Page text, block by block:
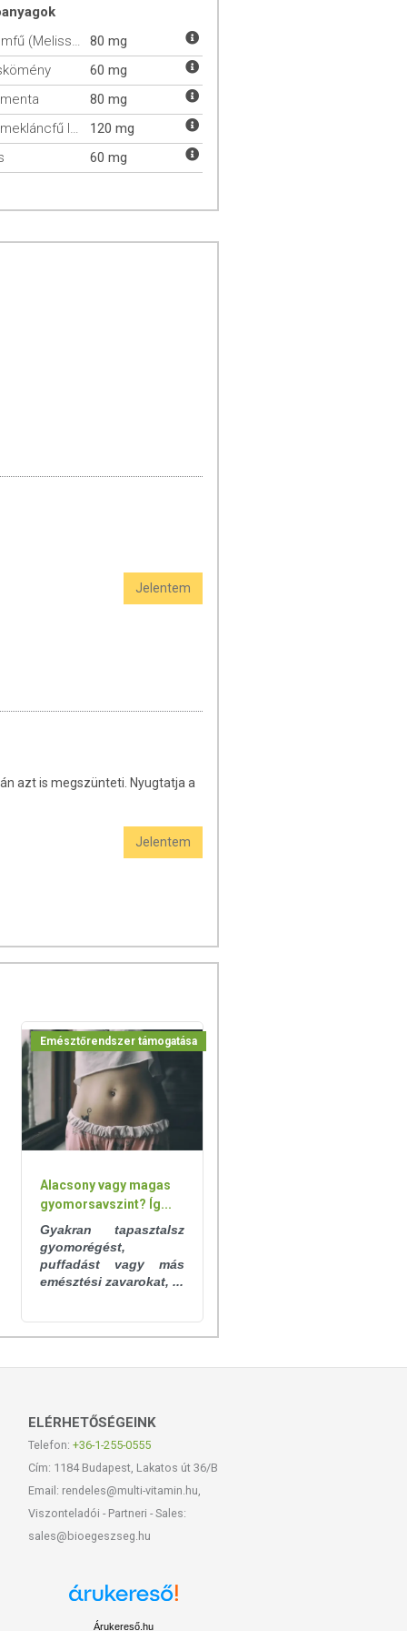
Citromfű (Melissa officinalis)
80 mg
60 mg
80 mg
Gyermekláncfű levél
120 mg
60 mg
Jelentem
azt is megszünteti. Nyugtatja a
Jelentem
Emésztőrendszer támogatása
Alacsony vagy magas
gyomorsavszint? Íg...
Gyakran tapasztalsz
gyomorégést,
puffadást vagy más
emésztési zavarokat, ...
ELÉRHETŐSÉGEINK
Telefon: +36-1-255-0555
Cím: 1184 Budapest, Lakatos út 36/B
Email: rendeles@multi-vitamin.hu,
Viszonteladói - Partneri - Sales:
sales@bioegeszseg.hu
Árukereső.hu